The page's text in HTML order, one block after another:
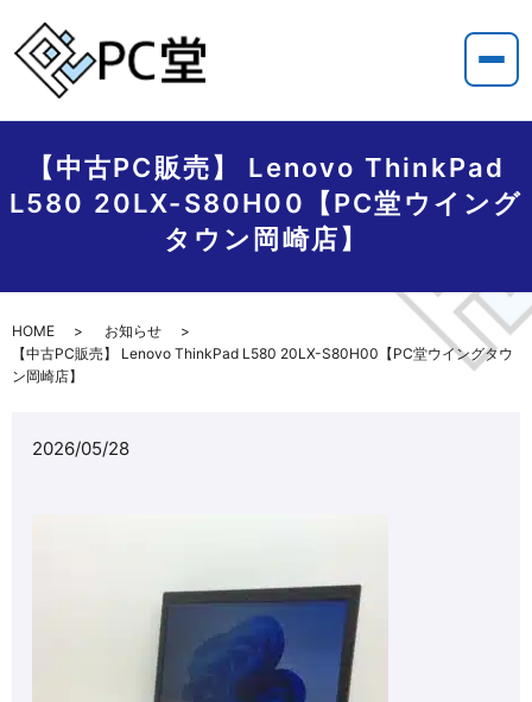
【中古PC販売】 Lenovo ThinkPad
L580 20LX-S80H00【PC堂ウイング
タウン岡崎店】
HOME
お知らせ
【中古PC販売】 Lenovo ThinkPad L580 20LX-S80H00【PC堂ウイングタウ
ン岡崎店】
2026/05/28